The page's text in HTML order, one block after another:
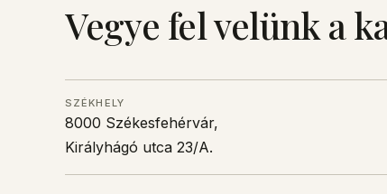
Vegye fel velünk a
SZÉKHELY
8000 Székesfehérvár,
Királyhágó utca 23/A.